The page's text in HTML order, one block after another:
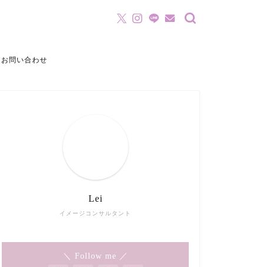
お問い合わせ
イメージコンサルタント
Lei
＼ Follow me ／